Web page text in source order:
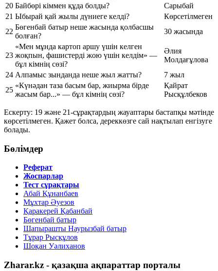
20 Байбөрі кіммен құда болды?
Сарыбай
21 Ыбырай қай жылы дүниеге келді?
Көрсетілмеген
22
Бөгенбай батыр неше жасында қолбасшы
болған?
30 жасында
23
«Мен мұнда картоп аршу үшін келген
жоқпын, фашистерді жою үшін келдім» —
бұл кімнің сөзі?
Әлия
Молдағұлова
24 Алпамыс зынданда неше жыл жатты?
7 жыл
25
«Күнәдан таза басым бар, жиырма бірде
жасым бар...» — бұл кімнің сөзі?
Қайрат
Рысқұлбеков
Ескерту: 19 және 21-сұрақтардың жауаптары бастапқы мәтінде
көрсетілмеген. Қажет болса, дереккөзге сай нақтылап енгізуге
болады.
Бөлімдер
Реферат
Жоспарлар
Тест сұрақтары
Абай Құнанбаев
Мұхтар Әуезов
Қаракерей Қабанбай
Бөгенбай батыр
Шапырашты Наурызбай батыр
Тұрар Рысқұлов
Шоқан Уәлиханов
Zharar.kz - қазақша ақпараттар порталы